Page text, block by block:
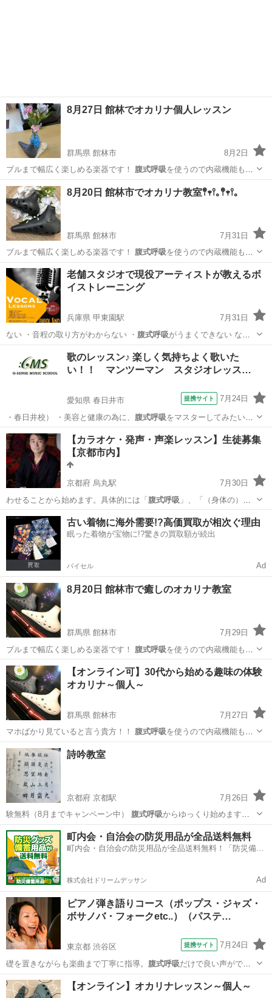
8月27日 館林でオカリナ個人レッスン
群馬県 館林市
8月2日
ブルまで幅広く楽しめる楽器です！ 腹式呼吸を使うので内蔵機能もUP
し健康維持、…
群馬 館林市 その他 オカリナ
8月20日 館林市でオカリナ教室𖤣𖥧𖥣｡𖤣𖥧𖥣｡
群馬県 館林市
7月31日
ブルまで幅広く楽しめる楽器です！ 腹式呼吸を使うので内蔵機能もUP
し健康維持、…
群馬 館林市 その他 オカリナ
老舗スタジオで現役アーティストが教えるボ
イストレーニング
兵庫県 甲東園駅
7月31日
ない ・音程の取り方がわからない ・ 腹式呼吸がうまくできない など
を解決する基…
西宮市 ボーカル ボイストレーニング
歌のレッスン♪ 楽しく気持ちよく歌いた
い！！ マンツーマン スタジオレッス…
愛知県 春日井市 提携サイト 7月24日
・春日井校） ・美容と健康の為に、 腹式呼吸をマスターしてみたい。
・人前に出て…
愛知 春日井市
【カラオケ・発声・声楽レッスン】生徒募集
【京都市内】
京都府 烏丸駅
7月30日
わせることから始めます。具体的には「腹式呼吸 」、「（身体の）共
鳴」、「体の支え」…
京都 京都市 烏丸駅 ボーカル 声楽
古い着物に海外需要!?高価買取が相次ぐ理由
眠った着物が宝物に!?驚きの買取額が続出
バイセル Ad
8月20日 館林市で癒しのオカリナ教室
群馬県 館林市
7月29日
ブルまで幅広く楽しめる楽器です！ 腹式呼吸を使うので内蔵機能もUP
し健康維持、…
群馬 館林市 オカリナ
【オンライン可】30代から始める趣味の体験
オカリナ～個人～
群馬県 館林市
7月27日
マホばかり見ていると言う貴方！！ 腹式呼吸を使うので内蔵機能もUP
し健康維持、…
群馬 館林市 その他
詩吟教室
京都府 京都駅
7月26日
験無料（8月までキャンペーン中） 腹式呼吸からゆっくり始めますの
で、初心者の方…
京都 京都市 京都駅 日本芸能 詩吟
町内会・自治会の防災用品が全品送料無料
町内会・自治会の防災用品が全品送料無料！「防災備蓄
株式会社ドリームデッサン Ad
ピアノ弾き語りコース（ポップス・ジャズ・
ボサノバ・フォークetc..）（パステ…
東京都 渋谷区 提携サイト 7月24日
礎を置きながらも楽曲まで丁寧に指導。 腹式呼吸だけで良い声がでる
訳ではないので、 …
東京 渋谷区
【オンライン】オカリナレッスン～個人～